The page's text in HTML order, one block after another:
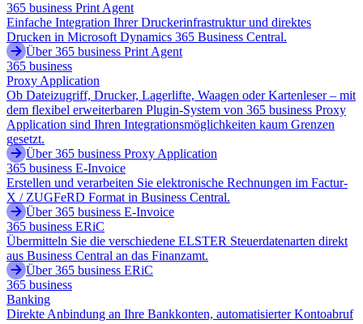
365 business Print Agent
Einfache Integration Ihrer Druckerinfrastruktur und direktes
Drucken in Microsoft Dynamics 365 Business Central.
Über 365 business Print Agent
365 business
Proxy Application
Ob Dateizugriff, Drucker, Lagerlifte, Waagen oder Kartenleser – mit
dem flexibel erweiterbaren Plugin-System von 365 business Proxy
Application sind Ihren Integrationsmöglichkeiten kaum Grenzen
gesetzt.
Über 365 business Proxy Application
365 business E-Invoice
Erstellen und verarbeiten Sie elektronische Rechnungen im Factur-
X / ZUGFeRD Format in Business Central.
Über 365 business E-Invoice
365 business ERiC
Übermitteln Sie die verschiedene ELSTER Steuerdatenarten direkt
aus Business Central an das Finanzamt.
Über 365 business ERiC
365 business
Banking
Direkte Anbindung an Ihre Bankkonten, automatisierter Kontoabruf